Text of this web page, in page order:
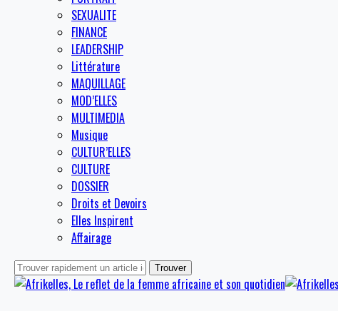
SEXUALITE
FINANCE
LEADERSHIP
Littérature
MAQUILLAGE
MOD’ELLES
MULTIMEDIA
Musique
CULTUR’ELLES
CULTURE
DOSSIER
Droits et Devoirs
Elles Inspirent
Affairage